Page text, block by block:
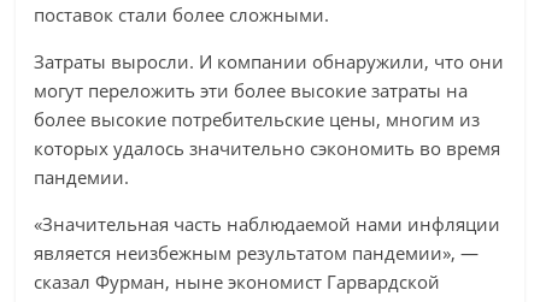
поставок стали более сложными.
Затраты выросли. И компании обнаружили, что они
могут переложить эти более высокие затраты на
более высокие потребительские цены, многим из
которых удалось значительно сэкономить во время
пандемии.
«Значительная часть наблюдаемой нами инфляции
является неизбежным результатом пандемии», —
сказал Фурман, ныне экономист Гарвардской